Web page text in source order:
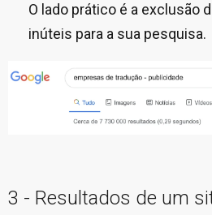
O lado prático é a exclusão
inúteis para a sua pesquisa.
3 - Resultados de um